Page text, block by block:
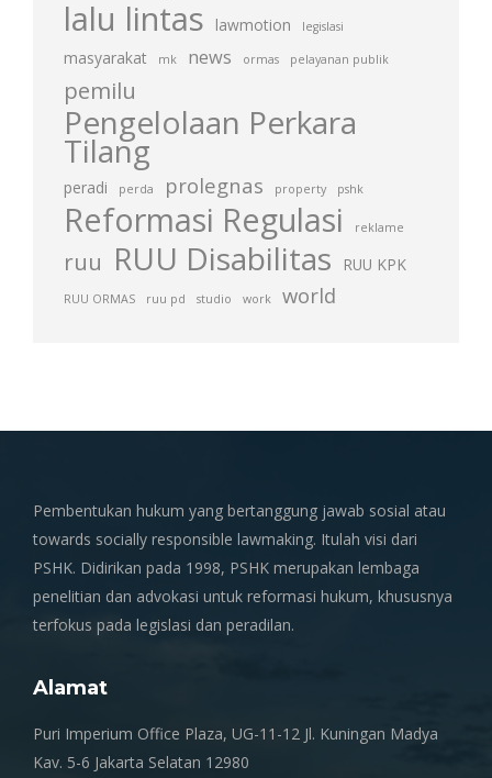
lalu lintas lawmotion legislasi
masyarakat mk news ormas pelayanan publik
pemilu
Pengelolaan Perkara
Tilang
peradi perda prolegnas property pshk
Reformasi Regulasi reklame
ruu RUU Disabilitas RUU KPK
RUU ORMAS ruu pd studio work world
Pembentukan hukum yang bertanggung jawab sosial atau
towards socially responsible lawmaking. Itulah visi dari
PSHK. Didirikan pada 1998, PSHK merupakan lembaga
penelitian dan advokasi untuk reformasi hukum, khususnya
terfokus pada legislasi dan peradilan.
Alamat
Puri Imperium Office Plaza, UG-11-12 Jl. Kuningan Madya
Kav. 5-6 Jakarta Selatan 12980